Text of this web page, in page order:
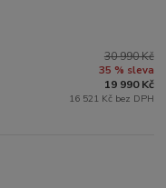
30 990 Kč
35 % sleva
19 990 Kč
16 521 Kč bez DPH